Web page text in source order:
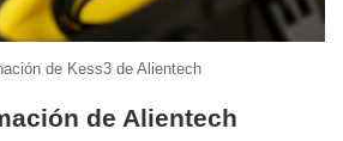
de Kess3 de Alientech
de Alientech